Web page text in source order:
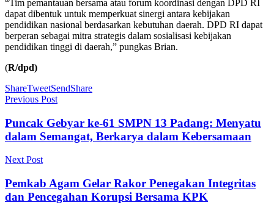
“Tim pemantauan bersama atau forum koordinasi dengan DPD RI
dapat dibentuk untuk memperkuat sinergi antara kebijakan
pendidikan nasional berdasarkan kebutuhan daerah. DPD RI dapat
berperan sebagai mitra strategis dalam sosialisasi kebijakan
pendidikan tinggi di daerah,” pungkas Brian.
(R/dpd)
ShareTweetSendShare
Previous Post
Puncak Gebyar ke-61 SMPN 13 Padang: Menyatu
dalam Semangat, Berkarya dalam Kebersamaan
Next Post
Pemkab Agam Gelar Rakor Penegakan Integritas
dan Pencegahan Korupsi Bersama KPK